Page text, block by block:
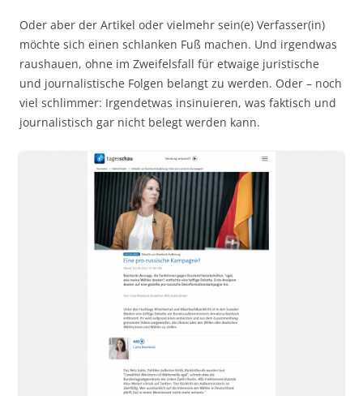
Oder aber der Artikel oder vielmehr sein(e) Verfasser(in)
möchte sich einen schlanken Fuß machen. Und irgendwas
raushauen, ohne im Zweifelsfall für etwaige juristische
und journalistische Folgen belangt zu werden. Oder – noch
viel schlimmer: Irgendetwas insinuieren, was faktisch und
journalistisch gar nicht belegt werden kann.